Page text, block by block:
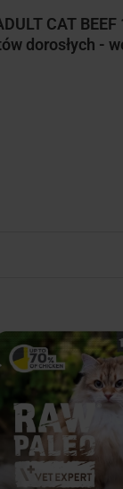
CAT
dorosłych -